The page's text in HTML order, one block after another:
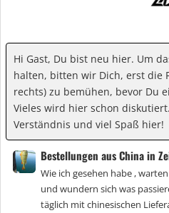
Hi Gast, Du bist neu hier. Um
halten, bitten wir Dich, erst die
rechts) zu bemühen, bevor Du
Vieles wird hier schon
Verständnis und viel Spaß hier!
Bestellungen aus China in
Wie ich gesehen habe ,
und wundern sich was
täglich mit chinesischen